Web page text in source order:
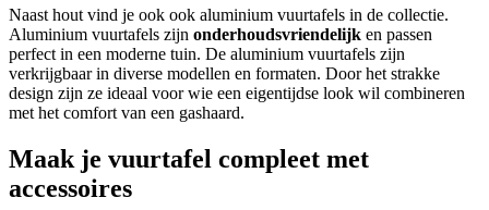
Naast hout vind je ook ook aluminium vuurtafels in de collectie.
Aluminium vuurtafels zijn onderhoudsvriendelijk en passen
perfect in een moderne tuin. De aluminium vuurtafels zijn
verkrijgbaar in diverse modellen en formaten. Door het strakke
design zijn ze ideaal voor wie een eigentijdse look wil combineren
met het comfort van een gashaard.
Maak je vuurtafel compleet met
accessoires